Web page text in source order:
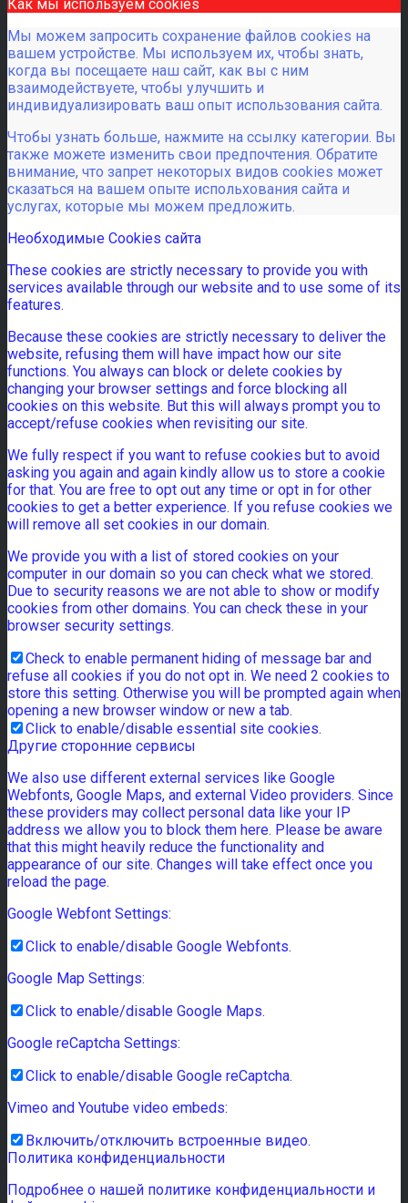
Как мы используем cookies
Мы можем запросить сохранение файлов cookies на
вашем устройстве. Мы используем их, чтобы знать,
когда вы посещаете наш сайт, как вы с ним
взаимодействуете, чтобы улучшить и
индивидуализировать ваш опыт использования сайта.
Чтобы узнать больше, нажмите на ссылку категории. Вы
также можете изменить свои предпочтения. Обратите
внимание, что запрет некоторых видов cookies может
сказаться на вашем опыте испольхования сайта и
услугах, которые мы можем предложить.
Необходимые Cookies сайта
These cookies are strictly necessary to provide you with
services available through our website and to use some of its
features.
Because these cookies are strictly necessary to deliver the
website, refusing them will have impact how our site
functions. You always can block or delete cookies by
changing your browser settings and force blocking all
cookies on this website. But this will always prompt you to
accept/refuse cookies when revisiting our site.
We fully respect if you want to refuse cookies but to avoid
asking you again and again kindly allow us to store a cookie
for that. You are free to opt out any time or opt in for other
cookies to get a better experience. If you refuse cookies we
will remove all set cookies in our domain.
We provide you with a list of stored cookies on your
computer in our domain so you can check what we stored.
Due to security reasons we are not able to show or modify
cookies from other domains. You can check these in your
browser security settings.
Check to enable permanent hiding of message bar and
refuse all cookies if you do not opt in. We need 2 cookies to
store this setting. Otherwise you will be prompted again when
opening a new browser window or new a tab.
Click to enable/disable essential site cookies.
Другие сторонние сервисы
We also use different external services like Google
Webfonts, Google Maps, and external Video providers. Since
these providers may collect personal data like your IP
address we allow you to block them here. Please be aware
that this might heavily reduce the functionality and
appearance of our site. Changes will take effect once you
reload the page.
Google Webfont Settings:
Click to enable/disable Google Webfonts.
Google Map Settings:
Click to enable/disable Google Maps.
Google reCaptcha Settings:
Click to enable/disable Google reCaptcha.
Vimeo and Youtube video embeds:
Включить/отключить встроенные видео.
Политика конфиденциальности
Подробнее о нашей политике конфиденциальности и